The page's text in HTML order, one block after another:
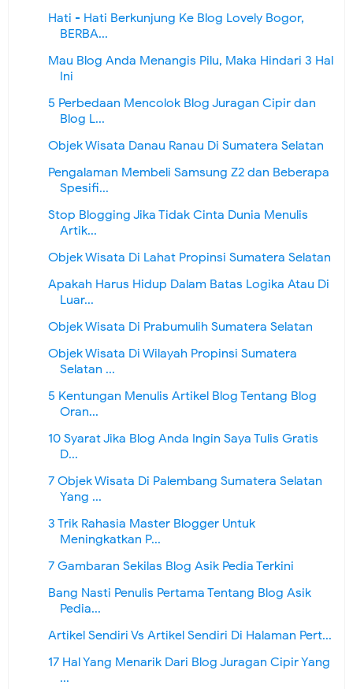
Hati - Hati Berkunjung Ke Blog Lovely Bogor,
BERBA...
Mau Blog Anda Menangis Pilu, Maka Hindari 3 Hal
Ini
5 Perbedaan Mencolok Blog Juragan Cipir dan
Blog L...
Objek Wisata Danau Ranau Di Sumatera Selatan
Pengalaman Membeli Samsung Z2 dan Beberapa
Spesifi...
Stop Blogging Jika Tidak Cinta Dunia Menulis
Artik...
Objek Wisata Di Lahat Propinsi Sumatera Selatan
Apakah Harus Hidup Dalam Batas Logika Atau Di
Luar...
Objek Wisata Di Prabumulih Sumatera Selatan
Objek Wisata Di Wilayah Propinsi Sumatera
Selatan ...
5 Kentungan Menulis Artikel Blog Tentang Blog
Oran...
10 Syarat Jika Blog Anda Ingin Saya Tulis Gratis
D...
7 Objek Wisata Di Palembang Sumatera Selatan
Yang ...
3 Trik Rahasia Master Blogger Untuk
Meningkatkan P...
7 Gambaran Sekilas Blog Asik Pedia Terkini
Bang Nasti Penulis Pertama Tentang Blog Asik
Pedia...
Artikel Sendiri Vs Artikel Sendiri Di Halaman Pert...
17 Hal Yang Menarik Dari Blog Juragan Cipir Yang
...